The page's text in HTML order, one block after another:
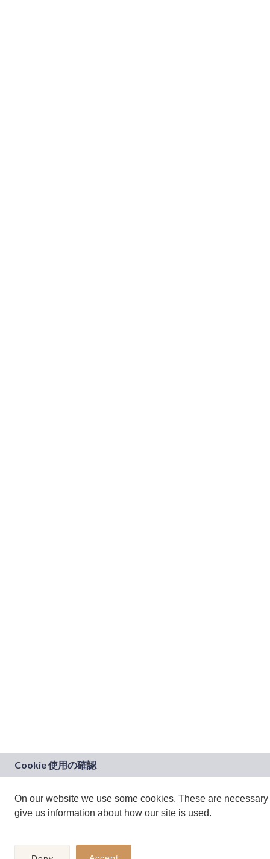
On our website we use some cookies. These are
give us information about how our site is used.